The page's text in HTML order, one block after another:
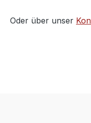
Oder über unser